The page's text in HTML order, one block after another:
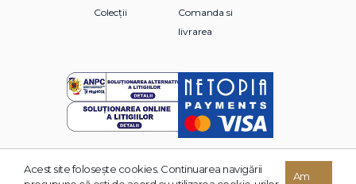
Colecții
Comanda si
livrarea
© 2026 Grupul Editorial TREI. Toate drepturile rezervate.
Acest site foloseşte cookies. Continuarea navigării
Am